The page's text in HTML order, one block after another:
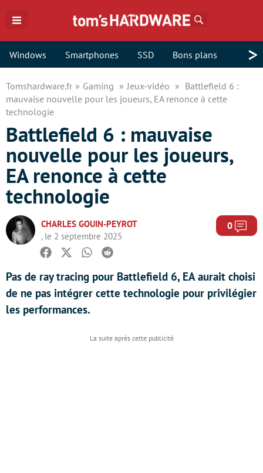
Windows Smartphones SSD Bons plans >
Tomshardware.fr Gaming Jeux-vidéo
Battlefield 6 :
mauvaise nouvelle pour les joueurs, EA renonce à cette
technologie
Battlefield 6 : mauvaise
nouvelle pour les joueurs,
EA renonce à cette
technologie
CHARLES GOUIN-PEYROT
, le 2 septembre 2025
0
Facebook
TwitterWhatsapp
Reddit
Pas de ray tracing pour Battlefield 6, EA aurait choisi
de ne pas intégrer cette technologie pour privilégier
les performances.